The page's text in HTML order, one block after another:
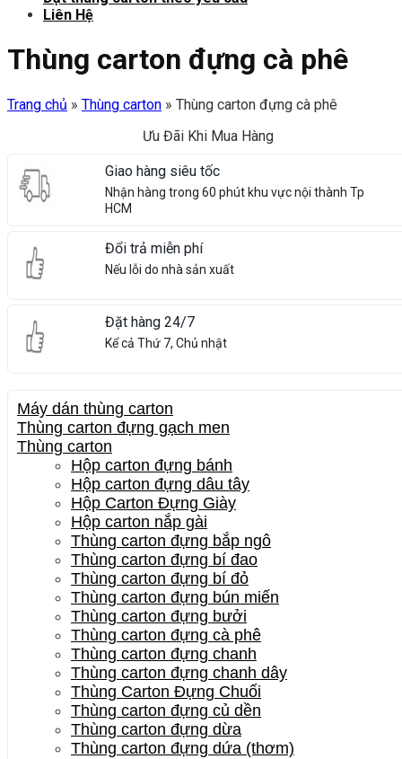
Liên Hệ
Thùng carton đựng cà phê
Trang chủ » Thùng carton » Thùng carton đựng cà phê
Ưu Đãi Khi Mua Hàng
Giao hàng siêu tốc
Nhận hàng trong 60 phút khu vực nội thành Tp
HCM
Đổi trả miễn phí
Nếu lỗi do nhà sản xuất
Đặt hàng 24/7
Kể cả Thứ 7, Chủ nhật
Máy dán thùng carton
Thùng carton đựng gạch men
Thùng carton
Hộp carton đựng bánh
Hộp carton đựng dâu tây
Hộp Carton Đựng Giày
Hộp carton nắp gài
Thùng carton đựng bắp ngô
Thùng carton đựng bí đao
Thùng carton đựng bí đỏ
Thùng carton đựng bún miến
Thùng carton đựng bưởi
Thùng carton đựng cà phê
Thùng carton đựng chanh
Thùng carton đựng chanh dây
Thùng Carton Đựng Chuối
Thùng carton đựng củ dền
Thùng carton đựng dừa
Thùng carton đựng dứa (thơm)